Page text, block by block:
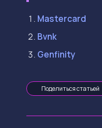
Mastercard
Bvnk
Genfinity
Поделиться статьей